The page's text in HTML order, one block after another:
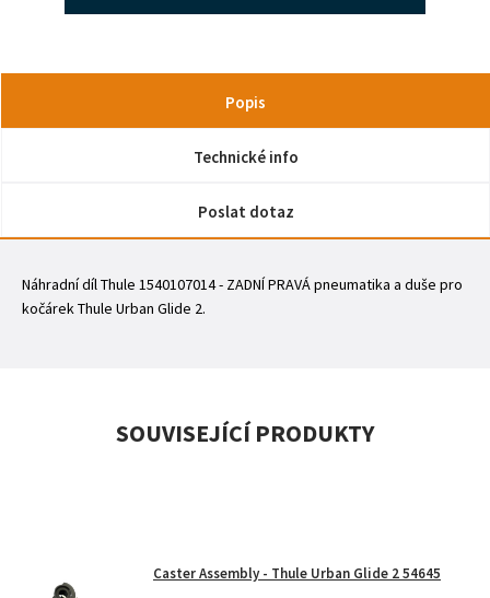
Popis
Technické info
Poslat dotaz
Náhradní díl Thule 1540107014 - ZADNÍ PRAVÁ pneumatika a duše pro
kočárek Thule Urban Glide 2.
SOUVISEJÍCÍ PRODUKTY
Caster Assembly - Thule Urban Glide 2 54645